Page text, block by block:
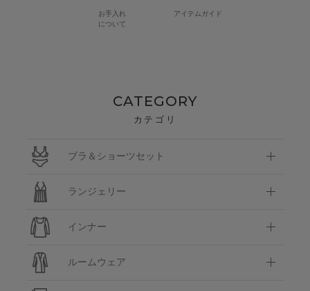
お手入れ
について
アイテムガイド
CATEGORY
カテゴリ
ブラ＆ショーツセット
ランジェリー
インナー
ルームウェア